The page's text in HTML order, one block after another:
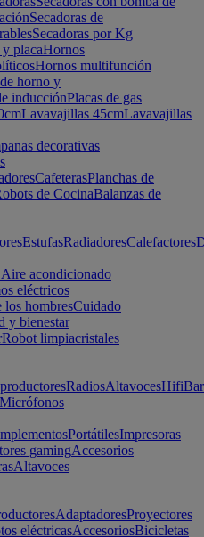
Secadoras de
Secadoras por Kg
placaHornos
Hornos multifunción
horno y
inducciónPlacas de gas
Lavavajillas 45cmLavavajillas
decorativas
CafeterasPlanchas de
de CocinaBalanzas de
EstufasRadiadoresCalefactores
Aire acondicionado
eléctricos
los hombresCuidado
y bienestar
Robot limpiacristales
RadiosAltavocesHifi
Micrófonos
PortátilesImpresoras
gamingAccesorios
Altavoces
AdaptadoresProyectores
eléctricasAccesoriosBicicletas